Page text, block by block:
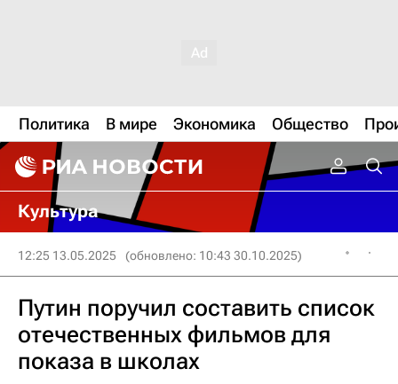
Политика В мире Экономика Общество
Культура
12:25 13.05.2025 (обновлено: 10:43 30.10.2025)
Путин поручил составить список
отечественных фильмов для
показа в школах